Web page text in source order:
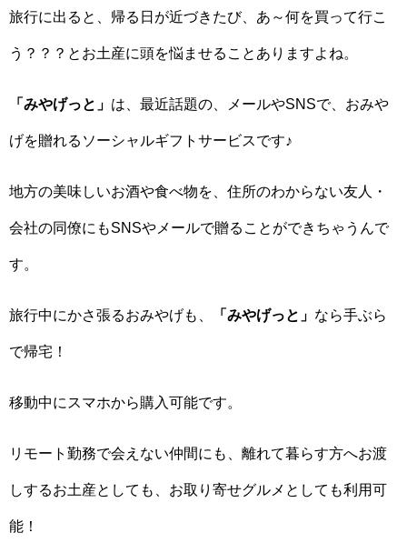
旅行に出ると、帰る日が近づきたび、あ～何を買って行こ
う？？？とお土産に頭を悩ませることありますよね。
「みやげっと」 は、最近話題の、メールやSNSで、おみや
げを贈れるソーシャルギフトサービスです♪
地方の美味しいお酒や食べ物を、住所のわからない友人・
会社の同僚にもSNSやメールで贈ることができちゃうんで
す。
旅行中にかさ張るおみやげも、 「みやげっと」 なら手ぶら
で帰宅！
移動中にスマホから購入可能です。
リモート勤務で会えない仲間にも、離れて暮らす方へお渡
しするお土産としても、お取り寄せグルメとしても利用可
能！